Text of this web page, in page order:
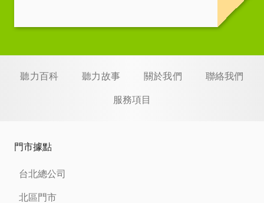
聽力百科 聽力故事 關於我們 聯絡我們
服務項目
門市據點
台北總公司
北區門市